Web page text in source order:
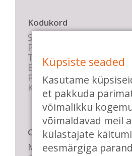
Kodukord
Stuudio sisekord
Privaatsustingimused
Tasemete kirjeldused
E-poe tingimused
Parkimise info
KKK
Casa de Baile
Me pühendume
Küpsiste seaded
Kasutame
et pakkuda
võimalikku
võimaldavad meil
külastajate
eesmärgiga